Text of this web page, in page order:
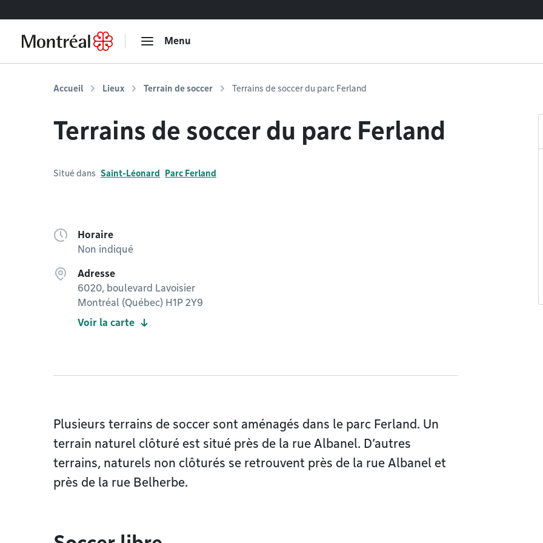
Menu
Accueil Lieux Terrain de soccer Terrains de soccer du parc Ferland
Terrains de soccer du parc Ferland
Situé dans Saint-Léonard Parc Ferland
Horaire
Non indiqué
Adresse
6020, boulevard Lavoisier
Montréal (Québec) H1P 2Y9
Voir la carte
Plusieurs terrains de soccer sont aménagés dans le parc Ferland. Un
terrain naturel clôturé est situé près de la rue Albanel. D’autres
terrains, naturels non clôturés se retrouvent près de la rue Albanel et
près de la rue Belherbe.